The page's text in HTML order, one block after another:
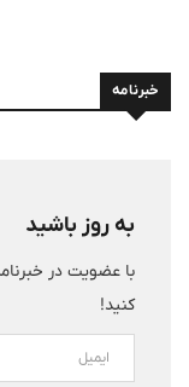
خبرنامه
به روز باشید
با عضویت در
کنید!